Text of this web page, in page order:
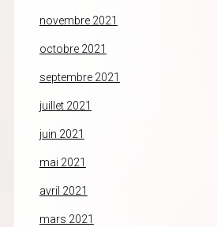
novembre 2021
octobre 2021
septembre 2021
juillet 2021
juin 2021
mai 2021
avril 2021
mars 2021